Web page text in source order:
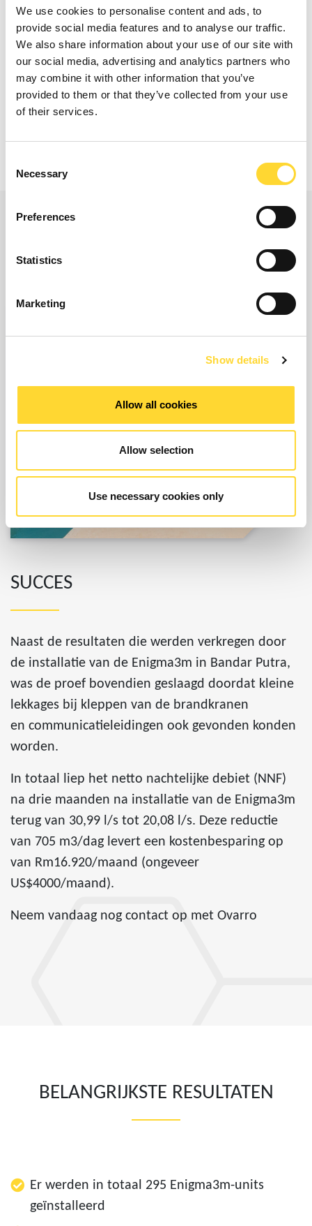
We use cookies to personalise content and ads, to
provide social media features and to analyse our traffic.
We also share information about your use of our site with
our social media, advertising and analytics partners who
may combine it with other information that you’ve
provided to them or that they’ve collected from your use
of their services.
Selection
Necessary
Preferences
Statistics
Marketing
Show details
Allow all cookies
Allow selection
Use necessary cookies only
lekken gevonden en gerepareerd.
SUCCES
Naast de resultaten die werden verkregen door
de installatie van de Enigma3m in Bandar Putra,
was de proef bovendien geslaagd doordat kleine
lekkages bij kleppen van de brandkranen
en communicatieleidingen ook gevonden konden
worden.
In totaal liep het netto nachtelijke debiet (NNF)
na drie maanden na installatie van de Enigma3m
terug van 30,99 l/s tot 20,08 l/s. Deze reductie
van 705 m3/dag levert een kostenbesparing op
van Rm16.920/maand (ongeveer
US$4000/maand).
Neem vandaag nog contact op met Ovarro
BELANGRIJKSTE RESULTATEN
Er werden in totaal 295 Enigma3m-units
geïnstalleerd